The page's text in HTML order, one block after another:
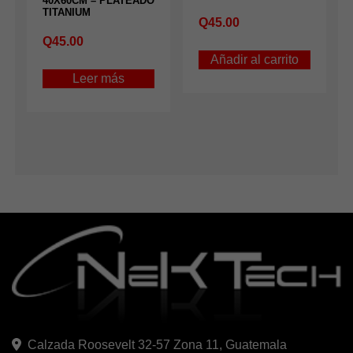
TITANIUM
Q45.00
Leer más
Q45.00
Añadir al carrito
Calzada Roosevelt 32-57 Zona 11, Guatemala